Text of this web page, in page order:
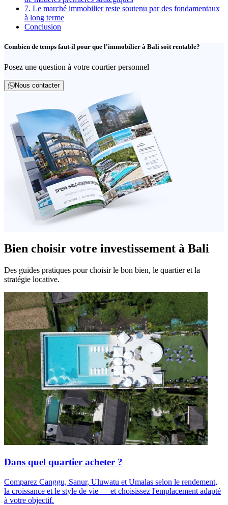
7. Le marché immobilier reste soutenu par des fondamentaux
à long terme
Conclusion
Combien de temps faut-il pour que l'immobilier à Bali soit rentable?
Posez une question à votre courtier personnel
Nous contacter
Bien choisir votre investissement à Bali
Des guides pratiques pour choisir le bon bien, le quartier et la
stratégie locative.
Dans quel quartier acheter ?
Comparez Canggu, Sanur, Uluwatu et Umalas selon le rendement,
la croissance et le style de vie — et choisissez l'emplacement adapté
à votre objectif.